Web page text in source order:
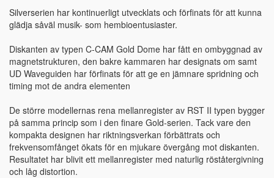
Silverserien har kontinuerligt utvecklats och förfinats för att kunna
glädja såväl musik- som hembioentusiaster.
Diskanten av typen C-CAM Gold Dome har fått en ombyggnad av
magnetstrukturen, den bakre kammaren har designats om samt
UD Waveguiden har förfinats för att ge en jämnare spridning och
timing mot de andra elementen
De större modellernas rena mellanregister av RST II typen bygger
på samma princip som i den finare Gold-serien. Tack vare den
kompakta designen har riktningsverkan förbättrats och
frekvensomfånget ökats för en mjukare övergång mot diskanten.
Resultatet har blivit ett mellanregister med naturlig röståtergivning
och låg distortion.